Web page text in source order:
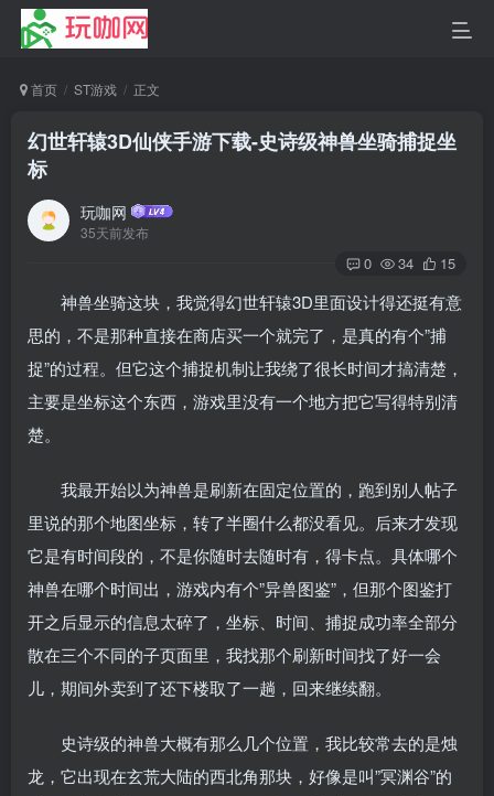
首页 ST游戏 正文
幻世轩辕3D仙侠手游下载-史诗级神兽坐骑捕捉坐
标
玩咖网
35天前发布
0 34 15
神兽坐骑这块，我觉得幻世轩辕3D里面设计得还挺有意
思的，不是那种直接在商店买一个就完了，是真的有个”捕
捉”的过程。但它这个捕捉机制让我绕了很长时间才搞清楚，
主要是坐标这个东西，游戏里没有一个地方把它写得特别清
楚。
我最开始以为神兽是刷新在固定位置的，跑到别人帖子
里说的那个地图坐标，转了半圈什么都没看见。后来才发现
它是有时间段的，不是你随时去随时有，得卡点。具体哪个
神兽在哪个时间出，游戏内有个”异兽图鉴”，但那个图鉴打
开之后显示的信息太碎了，坐标、时间、捕捉成功率全部分
散在三个不同的子页面里，我找那个刷新时间找了好一会
儿，期间外卖到了还下楼取了一趟，回来继续翻。
史诗级的神兽大概有那么几个位置，我比较常去的是烛
龙，它出现在玄荒大陆的西北角那块，好像是叫”冥渊谷”的